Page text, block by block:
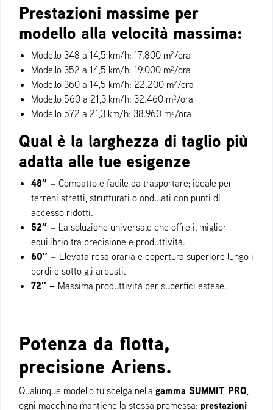
Prestazioni massime per
modello alla velocità massima:
Modello 348 a 14,5 km/h: 17.800 m²/ora
Modello 352 a 14,5 km/h: 19.000 m²/ora
Modello 360 a 14,5 km/h: 22.200 m²/ora
Modello 560 a 21,3 km/h: 32.460 m²/ora
Modello 572 a 21,3 km/h: 38.960 m²/ora
Qual è la larghezza di taglio più
adatta alle tue esigenze
48″ – Compatto e facile da trasportare; ideale per
terreni stretti, strutturati o ondulati con punti di
accesso ridotti.
52″ – La soluzione universale che offre il miglior
equilibrio tra precisione e produttività.
60″ – Elevata resa oraria e copertura superiore lungo i
bordi e sotto gli arbusti.
72″ – Massima produttività per superfici estese.
Potenza da flotta,
precisione Ariens.
Qualunque modello tu scelga nella gamma SUMMIT PRO,
ogni macchina mantiene la stessa promessa: prestazioni